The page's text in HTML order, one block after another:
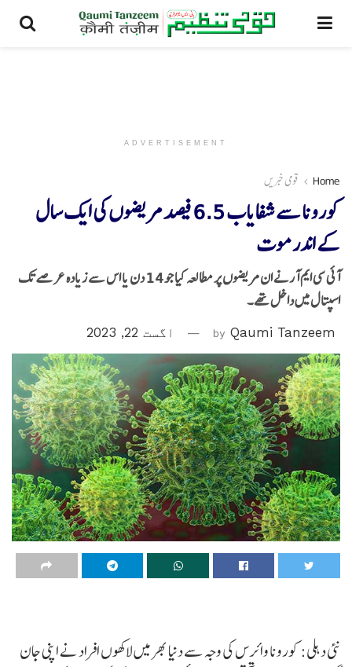
ADVERTISEMENT
Home قومی خبریں
کورونا سے شفایاب 6.5 فیصد مریضوں کی ایک سال
کے اندرموت
آئی سی ایم آرنے ان مریضوں پر مطالعہ کیا جو 14 دن یا اس سے زیادہ عرصے تک
اسپتال میں داخل تھے۔
by Qaumi Tanzeem اگست 22, 2023
نئی دہلی: کورونا وائرس کی وجہ سے دنیا بھر میں لاکھوں افراد نے اپنی جان